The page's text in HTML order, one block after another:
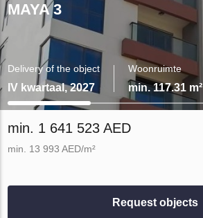
MAYA 3
Delivery of the object
IV kwartaal, 2027
Woonruimte
min. 117.31 m²
min. 1 641 523 AED
min. 13 993 AED/m²
Request objects